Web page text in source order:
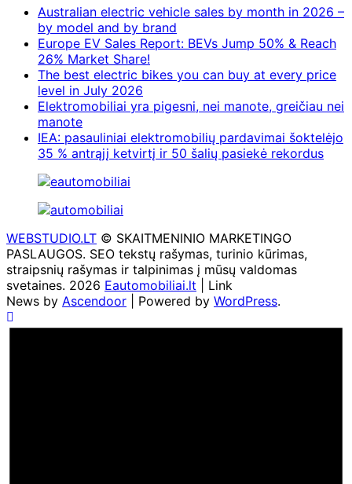
Australian electric vehicle sales by month in 2026 –
by model and by brand
Europe EV Sales Report: BEVs Jump 50% & Reach
26% Market Share!
The best electric bikes you can buy at every price
level in July 2026
Elektromobiliai yra pigesni, nei manote, greičiau nei
manote
IEA: pasauliniai elektromobilių pardavimai šoktelėjo
35 % antrąjį ketvirtį ir 50 šalių pasiekė rekordus
WEBSTUDIO.LT © SKAITMENINIO MARKETINGO
PASLAUGOS. SEO tekstų rašymas, turinio kūrimas,
straipsnių rašymas ir talpinimas į mūsų valdomas
svetaines. 2026 Eautomobiliai.lt | Link
News by Ascendoor | Powered by WordPress.